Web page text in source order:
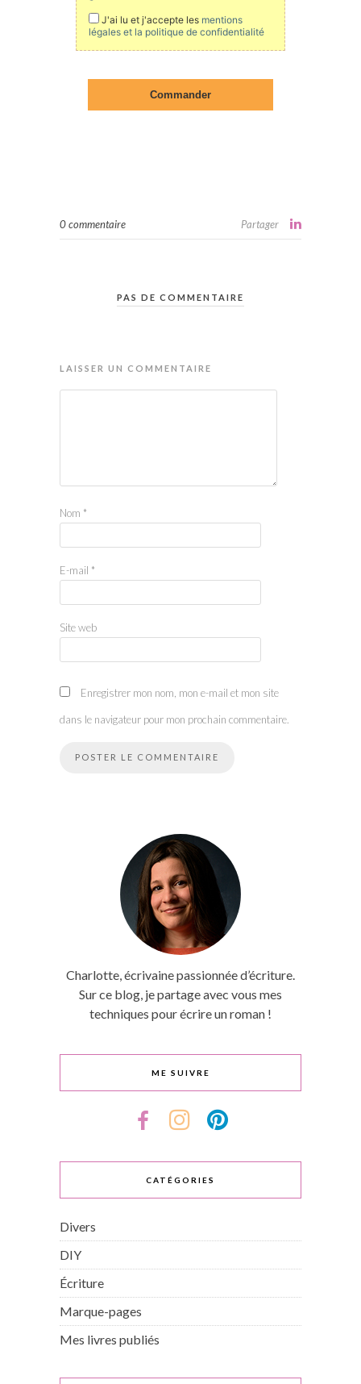
0 commentaire Partager
PAS DE COMMENTAIRE
LAISSER UN COMMENTAIRE
Nom *
E-mail *
Site web
Enregistrer mon nom, mon e-mail et mon site
dans le navigateur pour mon prochain commentaire.
Charlotte, écrivaine passionnée d’écriture.
Sur ce blog, je partage avec vous mes
techniques pour écrire un roman !
ME SUIVRE
CATÉGORIES
Divers
DIY
Écriture
Marque-pages
Mes livres publiés